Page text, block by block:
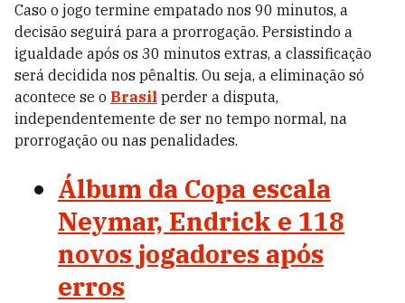
Caso o jogo termine empatado nos 90 minutos, a
decisão seguirá para a prorrogação. Persistindo a
igualdade após os 30 minutos extras, a classificação
será decidida nos pênaltis. Ou seja, a eliminação só
acontece se o Brasil perder a disputa,
independentemente de ser no tempo normal, na
prorrogação ou nas penalidades.
Álbum da Copa escala
Neymar, Endrick e 118
novos jogadores após
erros